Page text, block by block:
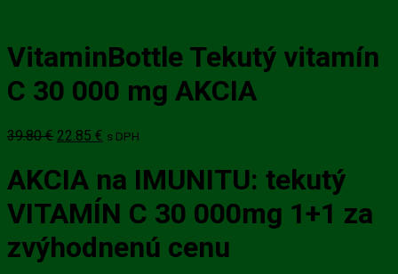
VitaminBottle Tekutý vitamín
C 30 000 mg AKCIA
39.80€ Pôvodná
bola:
39.80 €.
22.85 € Aktuálna
22.85 €.
s DPH
AKCIA na IMUNITU: tekutý
VITAMÍN C 30 000mg 1+1 za
zvýhodnenú cenu